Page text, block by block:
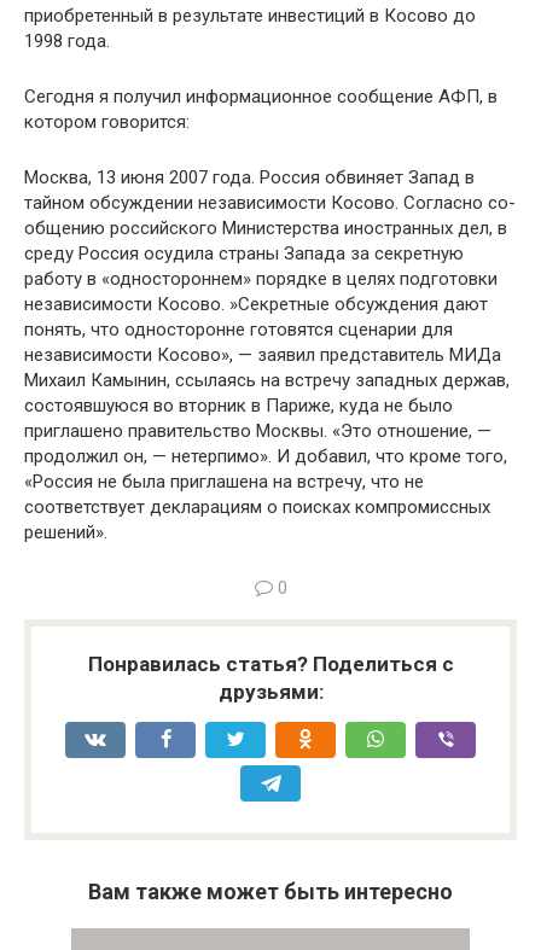
приоб­ретенный в результате инвестиций в Косово до
1998 года.
Сегодня я получил информационное сообщение АФП, в
котором говорится:
Москва, 13 июня 2007 года. Россия обвиняет Запад в
тайном обсуждении независимости Косово. Согласно со­
общению российского Министерства иностранных дел, в
среду Россия осудила страны Запада за секретную
работу в «одностороннем» порядке в целях подготовки
независи­мости Косово. »Секретные обсуждения дают
понять, что односторонне готовятся сценарии для
независимости Ко­сово», — заявил представитель МИДа
Михаил Камынин, ссылаясь на встречу западных держав,
состоявшуюся во вторник в Париже, куда не было
приглашено правительст­во Москвы. «Это отношение, —
продолжил он, — нетерпи­мо». И добавил, что кроме того,
«Россия не была пригла­шена на встречу, что не
соответствует декларациям о по­исках компромиссных
решений».
0
Понравилась статья? Поделиться с
друзьями:
Вам также может быть интересно